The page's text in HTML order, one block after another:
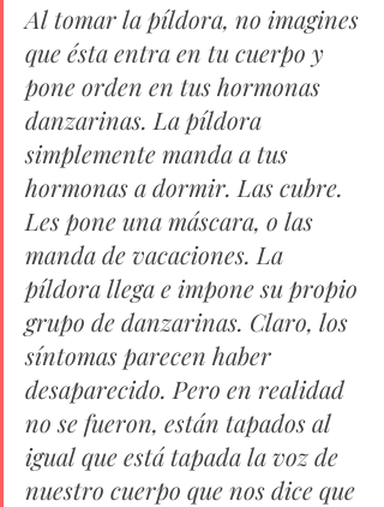
Al tomar la píldora, no imagines
que ésta entra en tu cuerpo y
pone orden en tus hormonas
danzarinas. La píldora
simplemente manda a tus
hormonas a dormir. Las cubre.
Les pone una máscara, o las
manda de vacaciones. La
píldora llega e impone su propio
grupo de danzarinas. Claro, los
síntomas parecen haber
desaparecido. Pero en realidad
no se fueron, están tapados al
igual que está tapada la voz de
nuestro cuerpo que nos dice que